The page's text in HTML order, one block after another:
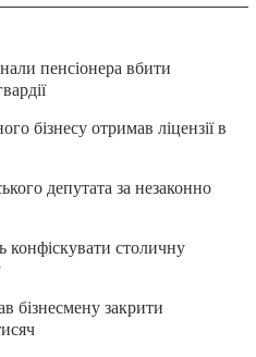
пенсіонера вбити
бізнесу отримав ліцензії в
депутата за незаконно
конфіскувати столичну
бізнесмену закрити